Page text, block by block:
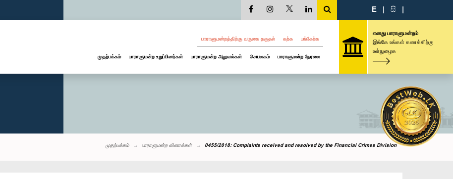
E | සි |
பாராளுமன்றத்திற்கு வருகை தருதல் கற்க பங்கேற்க
முதற்பக்கம் பாராளுமன்ற உறுப்பினர்கள் பாராளுமன்ற அலுவல்கள் செயலகம் பாராளுமன்ற நேரலை
எனது பாராளுமன்றம்
இங்கே உங்கள் கணக்கிற்கு
உள்நுழைக
முதற்பக்கம் பாராளுமன்ற வினாக்கள் 0455/2018: Complaints received and resolved by the Financial Crimes Division